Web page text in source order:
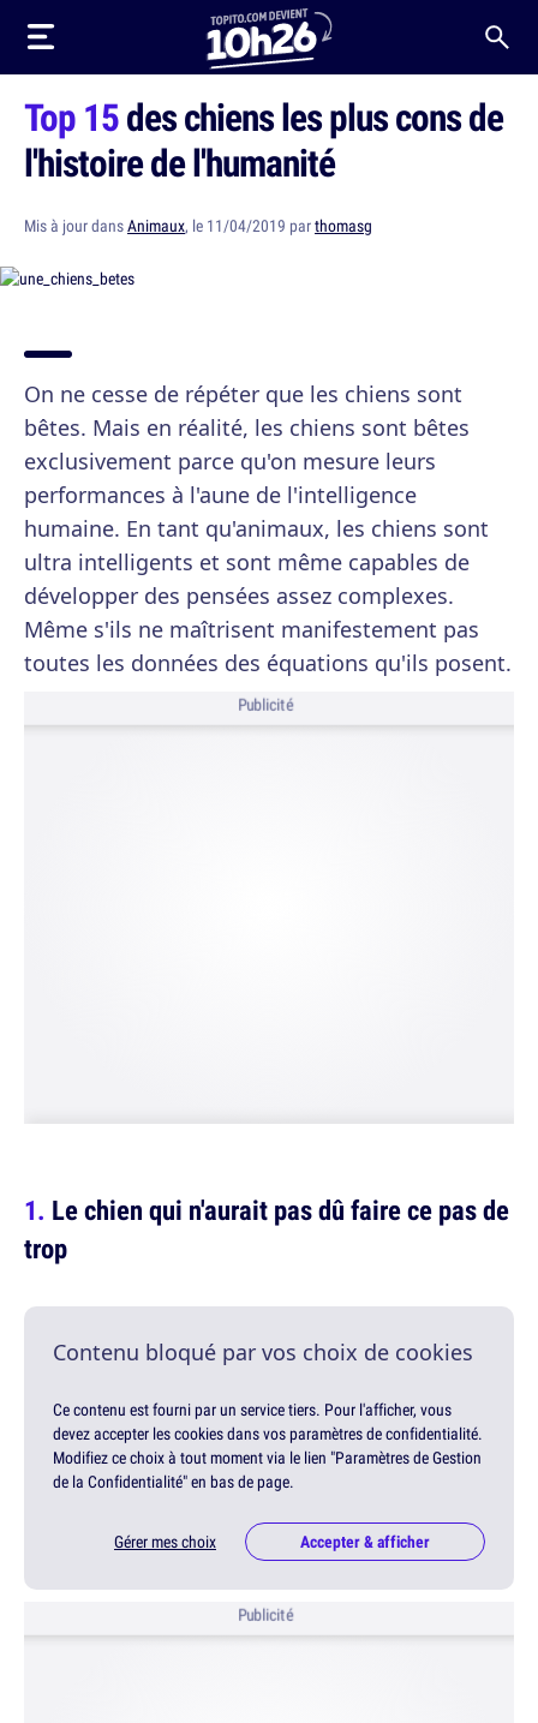
Top 15des chiens les plus cons de
l'histoire de l'humanité
Mis à jour dansAnimaux, le 11/04/2019 parthomasg
On ne cesse de répéter que les chiens sont
bêtes. Mais en réalité, les chiens sont bêtes
exclusivement parce qu'on mesure leurs
performances à l'aune de l'intelligence
humaine. En tant qu'animaux, les chiens sont
ultra intelligents et sont même capables de
développer des pensées assez complexes.
Même s'ils ne maîtrisent manifestement pas
toutes les données des équations qu'ils posent.
Publicité
Le chien qui n'aurait pas dû faire ce pas de
trop
Contenu bloqué par vos choix de cookies
Ce contenu est fourni par un service tiers. Pour l'afficher, vous
devez accepter les cookies dans vos paramètres de confidentialité.
Modifiez ce choix à tout moment via le lien "Paramètres de Gestion
de la Confidentialité" en bas de page.
Gérer mes choix Accepter & afficher
Publicité